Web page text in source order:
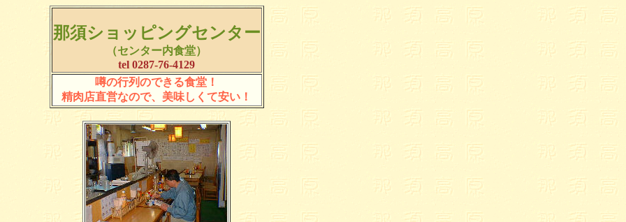
那須ショッピングセンター
（センター内食堂）
tel 0287-76-4129
噂の行列のできる食堂！
精肉店直営なので、美味しくて安い！